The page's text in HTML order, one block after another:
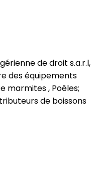
de droit s.a.r.l,
des équipements
marmites , Poêles;
de boissons